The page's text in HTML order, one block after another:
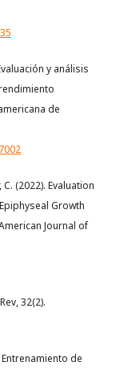
y análisis
de
C. (2022). Evaluation
Growth
Journal of
32(2).
Entrenamiento de